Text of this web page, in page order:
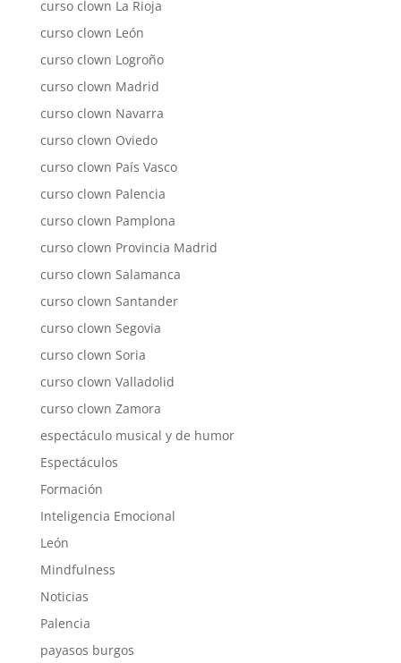
curso clown La Rioja
curso clown León
curso clown Logroño
curso clown Madrid
curso clown Navarra
curso clown Oviedo
curso clown País Vasco
curso clown Palencia
curso clown Pamplona
curso clown Provincia Madrid
curso clown Salamanca
curso clown Santander
curso clown Segovia
curso clown Soria
curso clown Valladolid
curso clown Zamora
espectáculo musical y de humor
Espectáculos
Formación
Inteligencia Emocional
León
Mindfulness
Noticias
Palencia
payasos burgos